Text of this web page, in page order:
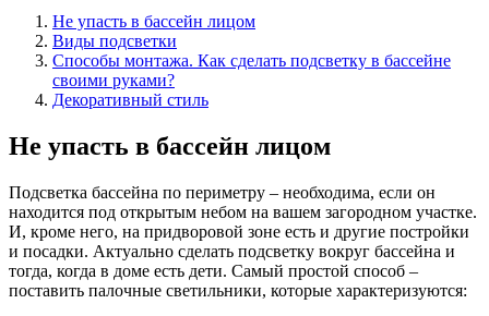
Не упасть в бассейн лицом
Виды подсветки
Способы монтажа. Как сделать подсветку в бассейне
своими руками?
Декоративный стиль
Не упасть в бассейн лицом
Подсветка бассейна по периметру – необходима, если он
находится под открытым небом на вашем загородном участке.
И, кроме него, на придворовой зоне есть и другие постройки
и посадки. Актуально сделать подсветку вокруг бассейна и
тогда, когда в доме есть дети. Самый простой способ –
поставить палочные светильники, которые характеризуются: